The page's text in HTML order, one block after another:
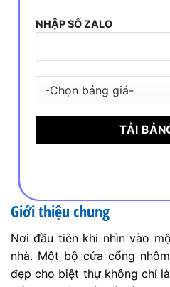
NHẬP SỐ ZALO
Giới thiệu chung
Nơi đầu tiên khi nhìn vào
nhà. Một bộ cửa cổng
đẹp cho biệt thự không chỉ